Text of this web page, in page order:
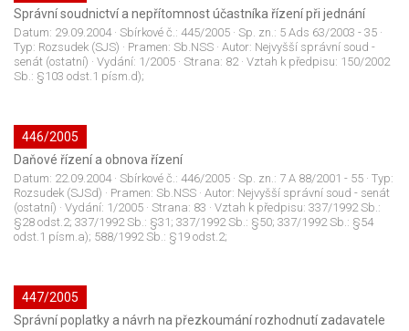
Správní soudnictví a nepřítomnost účastníka řízení při jednání
Datum: 29.09.2004· Sbírkové č.: 445/2005 · Sp. zn.: 5 Ads 63/2003 - 35 ·
Typ: Rozsudek (SJS) · Pramen: Sb.NSS · Autor: Nejvyšší správní soud -
senát (ostatní) · Vydání: 1/2005 · Strana: 82· Vztah k předpisu: 150/2002
Sb.: §103 odst.1 písm.d);
446/2005
Daňové řízení a obnova řízení
Datum: 22.09.2004· Sbírkové č.: 446/2005 · Sp. zn.: 7 A 88/2001 - 55 · Typ:
Rozsudek (SJSd) · Pramen: Sb.NSS · Autor: Nejvyšší správní soud - senát
(ostatní) · Vydání: 1/2005 · Strana: 83 · Vztah k předpisu: 337/1992 Sb.:
§28 odst.2; 337/1992 Sb.: §31; 337/1992 Sb.: §50; 337/1992 Sb.: §54
odst.1 písm.a); 588/1992 Sb.: §19 odst.2;
447/2005
Správní poplatky a návrh na přezkoumání rozhodnutí zadavatele